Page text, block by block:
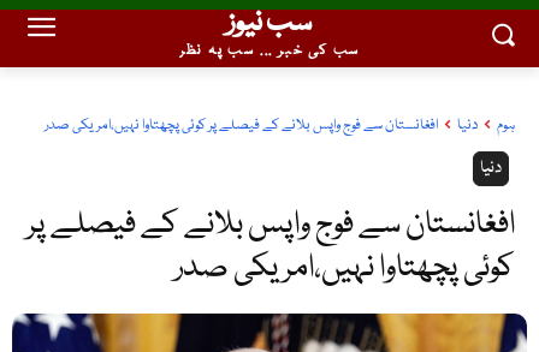
سب نیوز
سب کی خبر ... سب پہ نظر
ہوم دنیا افغانستان سے فوج واپس بلانے کے فیصلے پر کوئی پچھتاوا نہیں،امریکی صدر
دنیا
افغانستان سے فوج واپس بلانے کے فیصلے پر
کوئی پچھتاوا نہیں،امریکی صدر